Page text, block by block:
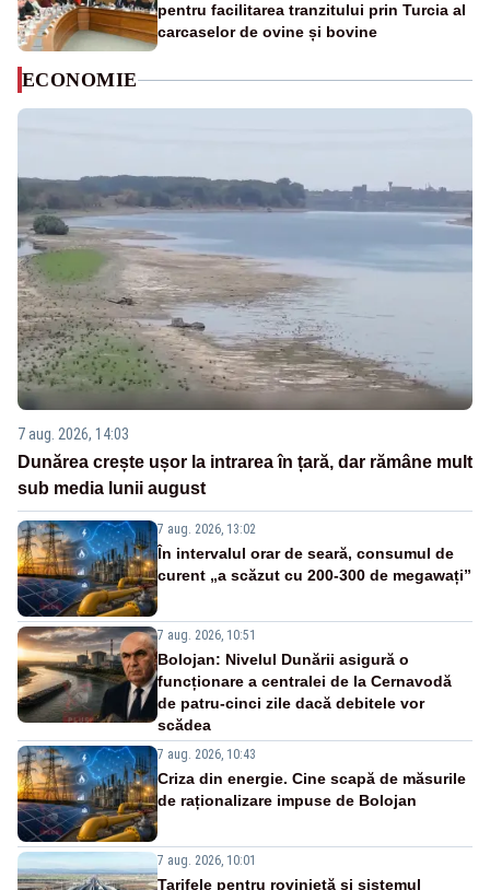
pentru facilitarea tranzitului prin Turcia al
carcaselor de ovine și bovine
ECONOMIE
7 aug. 2026, 14:03
Dunărea crește ușor la intrarea în țară, dar rămâne mult
sub media lunii august
7 aug. 2026, 13:02
În intervalul orar de seară, consumul de
curent „a scăzut cu 200-300 de megawați”
7 aug. 2026, 10:51
Bolojan: Nivelul Dunării asigură o
funcționare a centralei de la Cernavodă
de patru-cinci zile dacă debitele vor
scădea
7 aug. 2026, 10:43
Criza din energie. Cine scapă de măsurile
de raționalizare impuse de Bolojan
7 aug. 2026, 10:01
Tarifele pentru rovinietă și sistemul